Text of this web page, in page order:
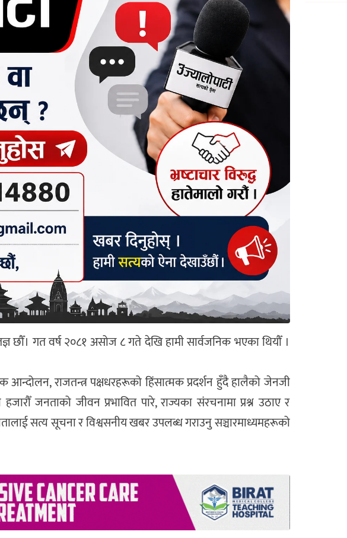
छौँ। गत वर्ष २०८१ असोज ८ गते देखि हामी सार्वजनिक भएका थियौँ ।
आन्दोलन, राजतन्त्र पक्षधरहरूको हिंसात्मक प्रदर्शन हुँदै हालैको जेनजी
जनताको जीवन प्रभावित पारे, राज्यका संरचनामा प्रश्न उठाए र
सत्य सूचना र विश्वसनीय खबर उपलब्ध गराउनु सञ्चारमाध्यमहरूको